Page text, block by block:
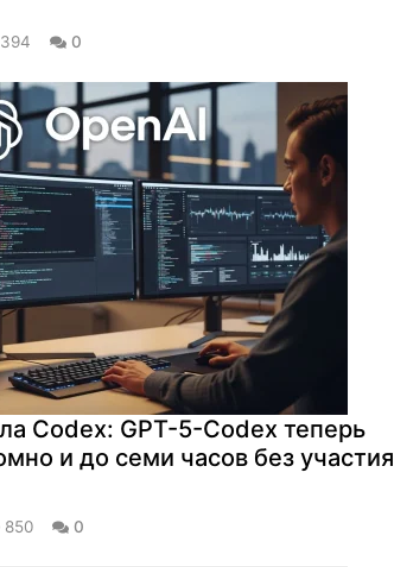
394 0
Codex: GPT-5-Codex теперь
и до семи часов без участия
850 0